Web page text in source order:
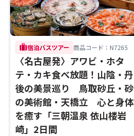
trip宿泊バスツアー 商品コード：N7265
〈名古屋発〉アワビ・ホタ
テ・カキ食べ放題！山陰・丹
後の美景巡り 鳥取砂丘・砂
の美術館・天橋立 心と身体
を癒す「三朝温泉 依山楼岩
崎」2日間